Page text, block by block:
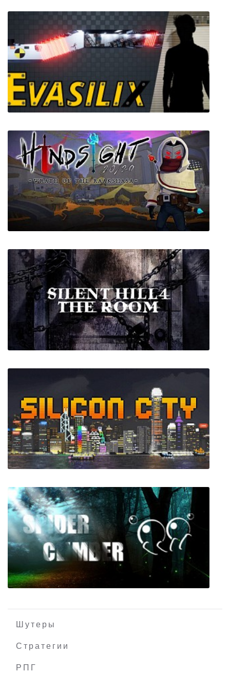
No-brainer Heroes
Evasilix
Hindsight 20/20 - Wrath of the Raakshasa
Silent Hill 4: The Room
Silicon City
Шутеры
Стратегии
РПГ